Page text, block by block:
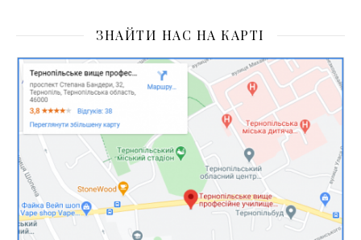
ЗНАЙТИ НАС НА КАРТІ